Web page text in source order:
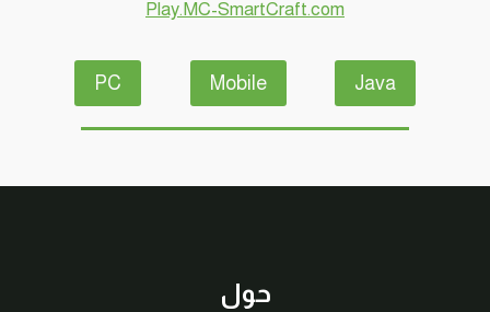
Play.MC-SmartCraft.com
Java
Mobile
PC
حول